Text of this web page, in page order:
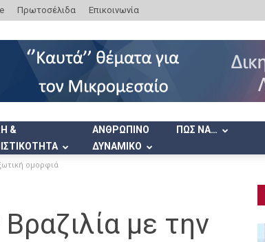
Πρωτοσέλιδα Επικοινωνία
&
ΑΝΘΡΩΠΙΝΟ
ΔΥΝΑΜΙΚΟ
ΠΩΣ ΝΑ…
ομορφιά
με την